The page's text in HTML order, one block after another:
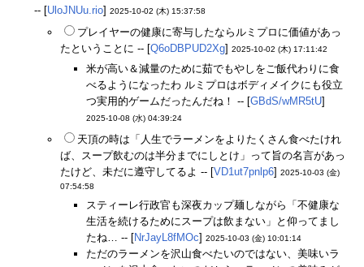
-- [UloJNUu.rio] 2025-10-02 (木) 15:37:58
プレイヤーの健康に寄与したならルミプロに価値があっ
たということに -- [Q6oDBPUD2Xg] 2025-10-02 (木) 17:11:42
米が高い＆減量のために茹でもやしをご飯代わりに食
べるようになったわ ルミプロはボディメイクにも役立
つ実用的ゲームだったんだね！ -- [GBdS/wMR5tU]
2025-10-08 (水) 04:39:24
天頂の時は「人生でラーメンをよりたくさん食べたけれ
ば、スープ飲むのは半分までにしとけ」って旨の名言があっ
たけど、未だに遵守してるよ -- [VD1ut7pnlp6] 2025-10-03 (金)
07:54:58
スティーレ行政官も深夜カップ麺しながら「不健康な
生活を続けるためにスープは飲まない」と仰ってまし
たね… -- [NrJayL8fMOc] 2025-10-03 (金) 10:01:14
ただのラーメンを沢山食べたいのではない、美味いラ